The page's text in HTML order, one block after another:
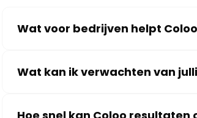
Wat voor bedrijven helpt
Wat kan ik verwachten van